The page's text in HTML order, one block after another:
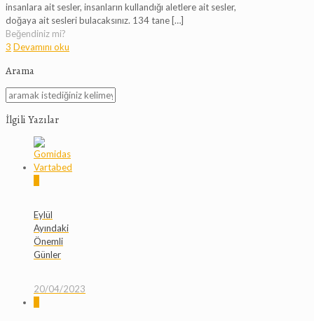
insanlara ait sesler, insanların kullandığı aletlere ait sesler,
doğaya ait sesleri bulacaksınız. 134 tane […]
Beğendiniz mi?
3 Devamını oku
Arama
İlgili Yazılar
Eylül
Ayındaki
Önemli
Günler
20/04/2023